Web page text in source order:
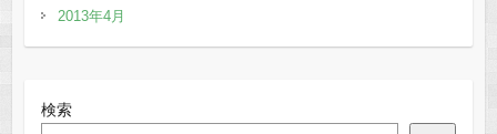
2013年4月
検索